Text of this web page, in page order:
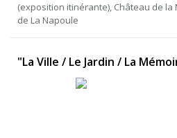
(exposition itinérante), Château de
de La Napoule
"La Ville / Le Jardin / La